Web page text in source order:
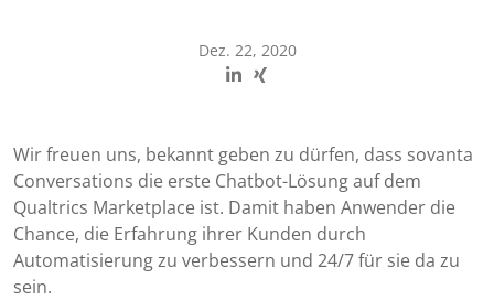
Dez. 22, 2020
Wir freuen uns, bekannt geben zu dürfen, dass sovanta
Conversations die erste Chatbot-Lösung auf dem
Qualtrics Marketplace ist. Damit haben Anwender die
Chance, die Erfahrung ihrer Kunden durch
Automatisierung zu verbessern und 24/7 für sie da zu
sein.